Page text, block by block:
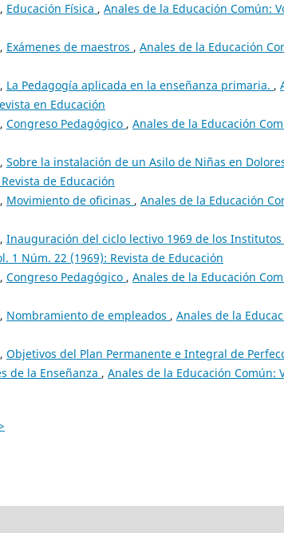
Educación Física , Anales de la Educación Común:
Exámenes de maestros , Anales de la Educación
La Pedagogía aplicada en la enseñanza primaria. ,
en Educación
Congreso Pedagógico , Anales de la Educación
Sobre la instalación de un Asilo de Niñas en
de Educación
Movimiento de oficinas , Anales de la Educación
Inauguración del ciclo lectivo 1969 de los
1 Núm. 22 (1969): Revista de Educación
Congreso Pedagógico , Anales de la Educación
Nombramiento de empleados , Anales de la
Objetivos del Plan Permanente e Integral de
de la Enseñanza , Anales de la Educación Común: